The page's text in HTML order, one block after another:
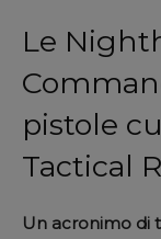
Le
pistole
Tactical
Un acronimo di